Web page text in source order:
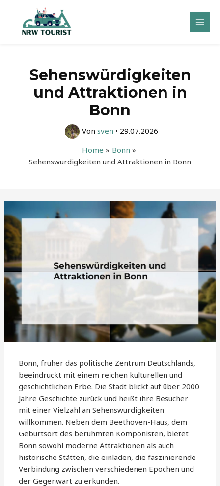
springen
Main
Sehenswürdigkeiten
und Attraktionen in
Bonn
Von sven • 29.07.2026
Home
Bonn
Sehenswürdigkeiten und Attraktionen in Bonn
Bonn, früher das politische Zentrum Deutschlands,
beeindruckt mit einem reichen kulturellen und
geschichtlichen Erbe. Die Stadt blickt auf über 2000
Jahre Geschichte zurück und heißt ihre Besucher
mit einer Vielzahl an Sehenswürdigkeiten
willkommen. Neben dem Beethoven-Haus, dem
Geburtsort des berühmten Komponisten, bietet
Bonn sowohl moderne Attraktionen als auch
historische Stätten, die einladen, die faszinierende
Verbindung zwischen verschiedenen Epochen und
der Gegenwart zu erkunden.